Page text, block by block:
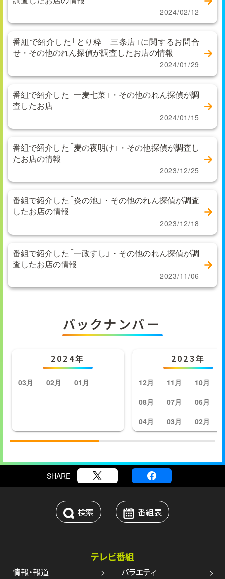
2024/02/12
番組で紹介した「とり粋 三条店」に関するお問合
せ・その他のれん探偵が調査したお店の情報
2024/01/29
番組で紹介した「一麦七菜」・その他のれん探偵が調
査したお店
2024/01/15
番組で紹介した「麦の夜明け」・その他探偵が調査し
たお店の情報
2023/12/25
番組で紹介した「炎の池」・その他のれん探偵が調査
したお店の情報
2023/12/18
番組で紹介した「一政すし」・その他のれん探偵が調
査したお店の情報
2023/11/06
バックナンバー
2024年
03月 02月 01月
2023年
12月 11月 10月
08月
07月 06月
04月
03月 02月
SHARE
検索 番組表
テレビ番組
情報・報道
バラエティ